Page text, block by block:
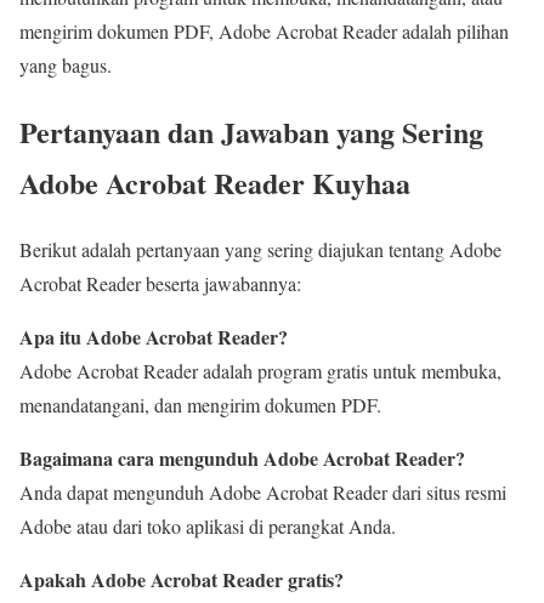
mengirim dokumen PDF, Adobe Acrobat Reader adalah pilihan
yang bagus.
Pertanyaan dan Jawaban yang Sering
Adobe Acrobat Reader Kuyhaa
Berikut adalah pertanyaan yang sering diajukan tentang Adobe
Acrobat Reader beserta jawabannya:
Apa itu Adobe Acrobat Reader?
Adobe Acrobat Reader adalah program gratis untuk membuka,
menandatangani, dan mengirim dokumen PDF.
Bagaimana cara mengunduh Adobe Acrobat Reader?
Anda dapat mengunduh Adobe Acrobat Reader dari situs resmi
Adobe atau dari toko aplikasi di perangkat Anda.
Apakah Adobe Acrobat Reader gratis?